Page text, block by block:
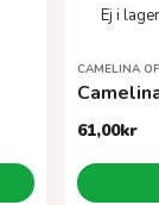
CAMELINA
61,00kr